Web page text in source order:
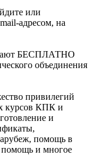
или
адресом, на
БЕСПЛАТНО
объединения
привилегий
курсов КПК и
и
помощь в
и многое